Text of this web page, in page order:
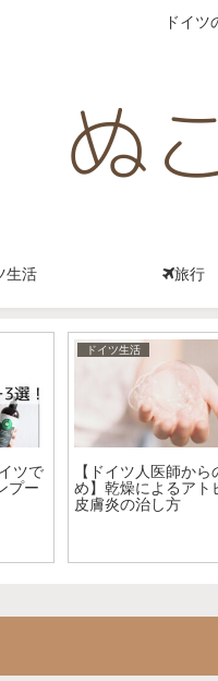
ドイ
生活 旅行
情～
の選
コスメ・美容
【やっと見つけた！
ツでクレンジングオ